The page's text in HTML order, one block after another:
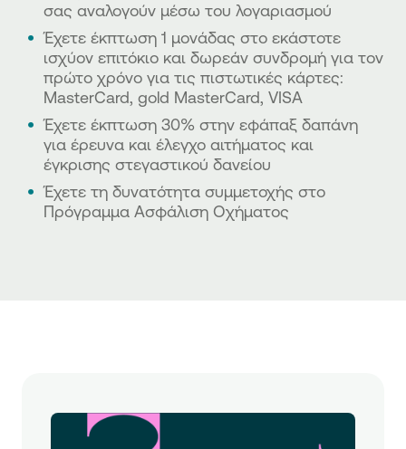
σας αναλογούν μέσω του λογαριασμού
Έχετε έκπτωση 1 μονάδας στο εκάστοτε
ισχύον επιτόκιο και δωρεάν συνδρομή για τον
πρώτο χρόνο για τις πιστωτικές κάρτες:
MasterCard, gold MasterCard, VISA
Έχετε έκπτωση 30% στην εφάπαξ δαπάνη
για έρευνα και έλεγχο αιτήματος και
έγκρισης στεγαστικού δανείου
Έχετε τη δυνατότητα συμμετοχής στο
Πρόγραμμα Ασφάλιση Οχήματος